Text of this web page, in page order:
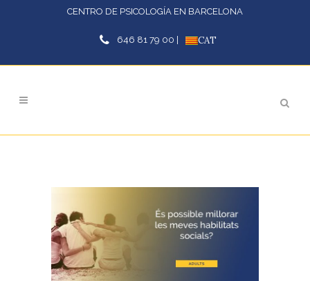
CENTRO DE PSICOLOGÍA EN BARCELONA
646 81 79 00 | CAT